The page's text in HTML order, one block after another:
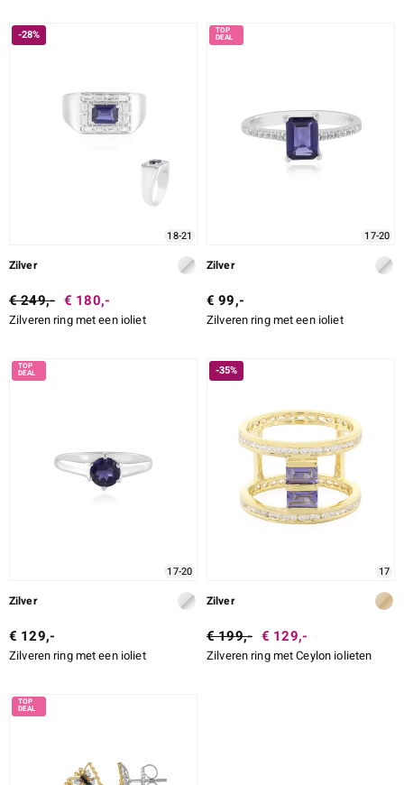
-28%
18-21
Zilver
€ 249,- € 180,-
Zilveren ring met een ioliet
17-20
Zilver
€ 99,-
Zilveren ring met een ioliet
17-20
Zilver
€ 129,-
Zilveren ring met een ioliet
-35%
17
Zilver
€ 199,- € 129,-
Zilveren ring met Ceylon iolieten